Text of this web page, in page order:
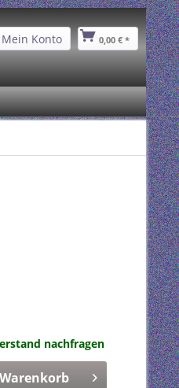
Mein Konto 0,00 € *
nachfragen
Warenkorb